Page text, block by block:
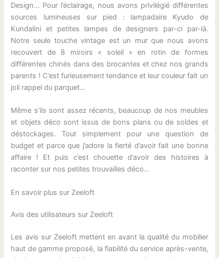
Design… Pour l’éclairage, nous avons privilégié différentes
sources lumineuses sur pied : lampadaire Kyudo de
Kundalini et petites lampes de designers par-ci par-là.
Notre seule touche vintage est un mur que nous avons
recouvert de 8 miroirs « soleil » en rotin de formes
différentes chinés dans des brocantes et chez nos grands
parents ! C’est furieusement tendance et leur couleur fait un
joli rappel du parquet…
Même s’ils sont assez récents, beaucoup de nos meubles
et objets déco sont issus de bons plans ou de soldes et
déstockages. Tout simplement pour une question de
budget et parce que j’adore la fierté d’avoir fait une bonne
affaire ! Et puis c’est chouette d’avoir des histoires à
raconter sur nos petites trouvailles déco…
En savoir plus sur Zeeloft
Avis des utilisateurs sur Zeeloft
Les avis sur Zeeloft mettent en avant la qualité du mobilier
haut de gamme proposé, la fiabilité du service après-vente,